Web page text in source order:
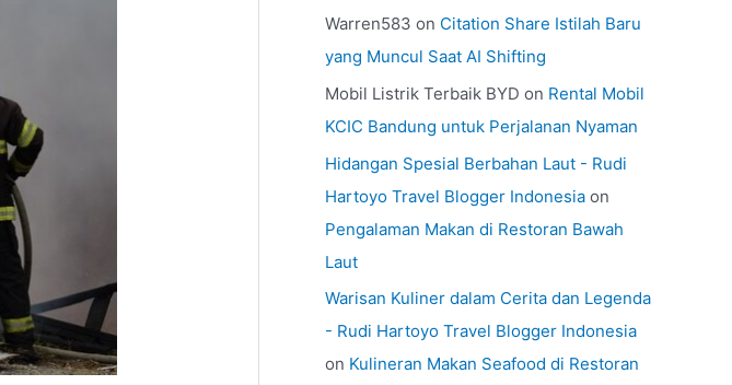
Warren583 on Citation Share Istilah Baru
yang Muncul Saat AI Shifting
Mobil Listrik Terbaik BYD on Rental Mobil
KCIC Bandung untuk Perjalanan Nyaman
Hidangan Spesial Berbahan Laut - Rudi
Hartoyo Travel Blogger Indonesia on
Pengalaman Makan di Restoran Bawah
Laut
Warisan Kuliner dalam Cerita dan Legenda
- Rudi Hartoyo Travel Blogger Indonesia
on Kulineran Makan Seafood di Restoran